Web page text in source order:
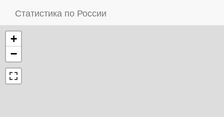
Статистика по России
+
−